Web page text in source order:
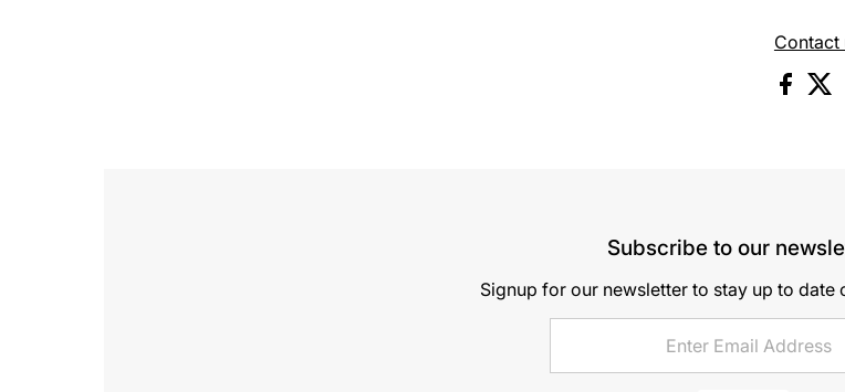
Contact
Subscribe to our
Signup for our newsletter to stay up to date